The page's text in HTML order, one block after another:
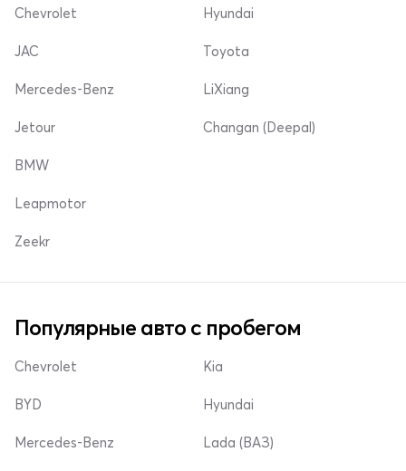
Chevrolet Hyundai
JAC
Mercedes-Benz
Jetour
Toyota
LiXiang
Changan (Deepal)
BMW
Leapmotor
Zeekr
Популярные авто с пробегом
Chevrolet
BYD
Mercedes-Benz
Kia
Hyundai
Lada (ВАЗ)